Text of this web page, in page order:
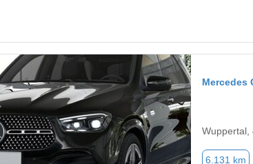
Mercedes
Wuppertal,
6.131 km